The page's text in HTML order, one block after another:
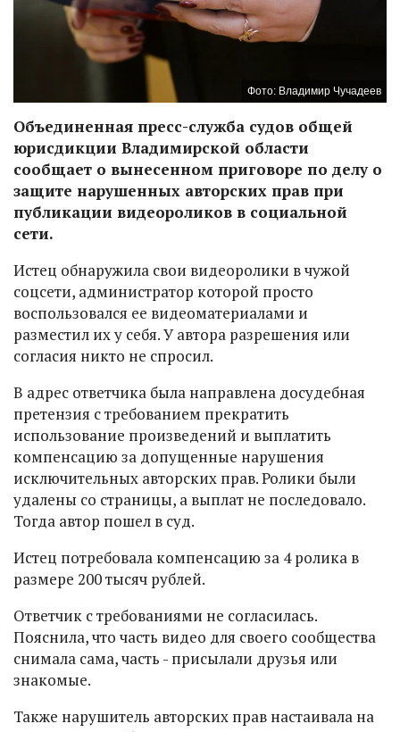
Фото: Владимир Чучадеев
Объединенная пресс-служба судов общей
юрисдикции Владимирской области
сообщает о вынесенном приговоре по делу о
защите нарушенных авторских прав при
публикации видеороликов в социальной
сети.
Истец обнаружила свои видеоролики в чужой
соцсети, администратор которой просто
воспользовался ее видеоматериалами и
разместил их у себя. У автора разрешения или
согласия никто не спросил.
В адрес ответчика была направлена досудебная
претензия с требованием прекратить
использование произведений и выплатить
компенсацию за допущенные нарушения
исключительных авторских прав. Ролики были
удалены со страницы, а выплат не последовало.
Тогда автор пошел в суд.
Истец потребовала компенсацию за 4 ролика в
размере 200 тысяч рублей.
Ответчик с требованиями не согласилась.
Пояснила, что часть видео для своего сообщества
снимала сама, часть - присылали друзья или
знакомые.
Также нарушитель авторских прав настаивала на